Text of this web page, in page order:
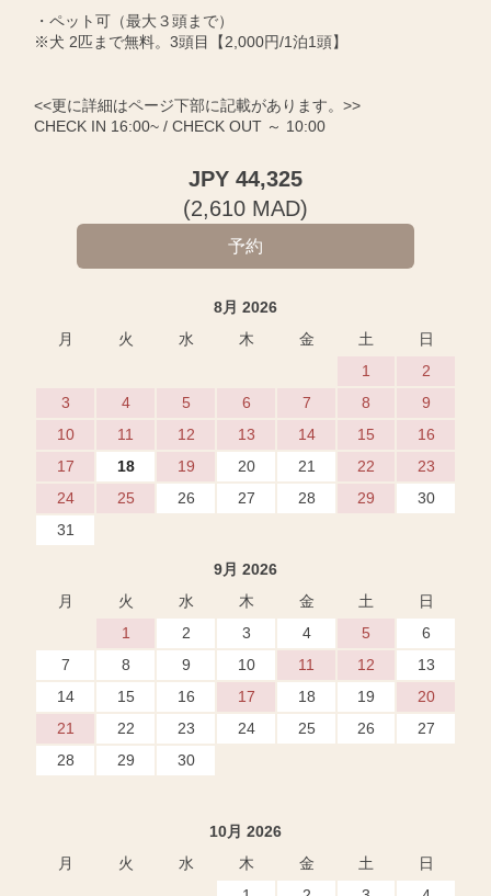
・ペット可（最大３頭まで）
※犬 2匹まで無料。3頭目【2,000円/1泊1頭】
<<更に詳細はページ下部に記載があります。>>
CHECK IN 16:00~ / CHECK OUT ～ 10:00
JPY 44,325
(2,610 MAD)
8月 2026
月
火 水 木 金 土
日
1
2
3
4 5 6 7 8
9
10
11 12 13 14 15
16
17
18 19 20 21 22
23
24
25 26 27 28 29
30
31
9月 2026
月
火 水 木 金 土
日
1
2 3 4 5
6
7
8 9 10 11 12
13
14
15 16 17 18 19
20
21
22 23 24 25 26
27
28
29 30
10月 2026
月
火 水 木 金 土
日